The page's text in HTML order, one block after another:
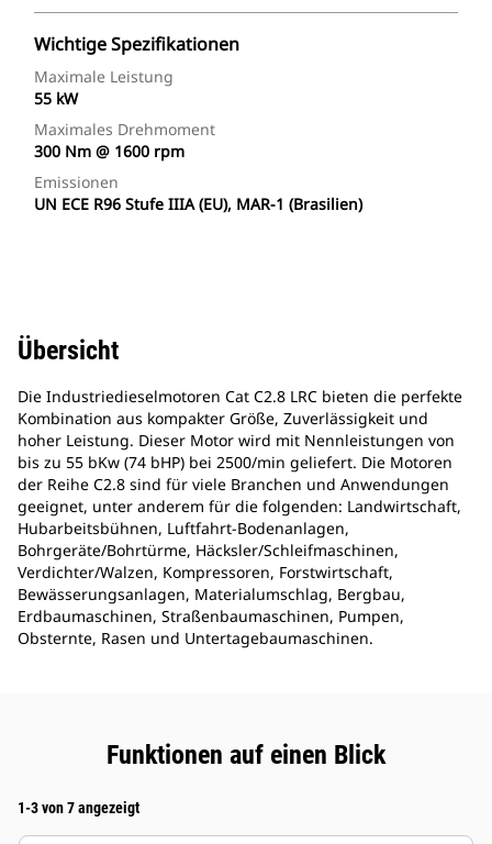
Wichtige Spezifikationen
Maximale Leistung
55 kW
Maximales Drehmoment
300 Nm @ 1600 rpm
Emissionen
UN ECE R96 Stufe IIIA (EU), MAR-1 (Brasilien)
Übersicht
Die Industriedieselmotoren Cat C2.8 LRC bieten die perfekte
Kombination aus kompakter Größe, Zuverlässigkeit und
hoher Leistung. Dieser Motor wird mit Nennleistungen von
bis zu 55 bKw (74 bHP) bei 2500/min geliefert. Die Motoren
der Reihe C2.8 sind für viele Branchen und Anwendungen
geeignet, unter anderem für die folgenden: Landwirtschaft,
Hubarbeitsbühnen, Luftfahrt-Bodenanlagen,
Bohrgeräte/Bohrtürme, Häcksler/Schleifmaschinen,
Verdichter/Walzen, Kompressoren, Forstwirtschaft,
Bewässerungsanlagen, Materialumschlag, Bergbau,
Erdbaumaschinen, Straßenbaumaschinen, Pumpen,
Obsternte, Rasen und Untertagebaumaschinen.
Funktionen auf einen Blick
1-3 von 7 angezeigt